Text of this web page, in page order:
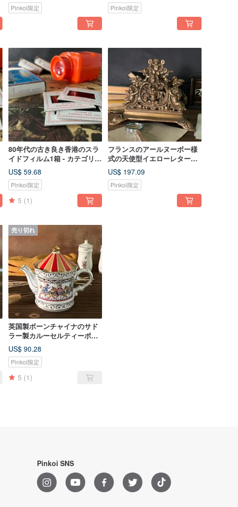
Pinkoi限定 Pinkoi限定
80年代の古き良き香港のスラ
イドフィルム1箱 - カテゴリー
1. 香港 Hong Kong
US$ 59.68
Pinkoi限定
5 (1)
フランスのアールヌーボー様
式の天使型イエローレターホ
ルダー
US$ 197.09
Pinkoi限定
売り切れ
英国製ボーンチャイナのサド
ラー製カルーセルティーポッ
ト、コーヒーポット
US$ 90.28
Pinkoi限定
5 (1)
Pinkoi SNS